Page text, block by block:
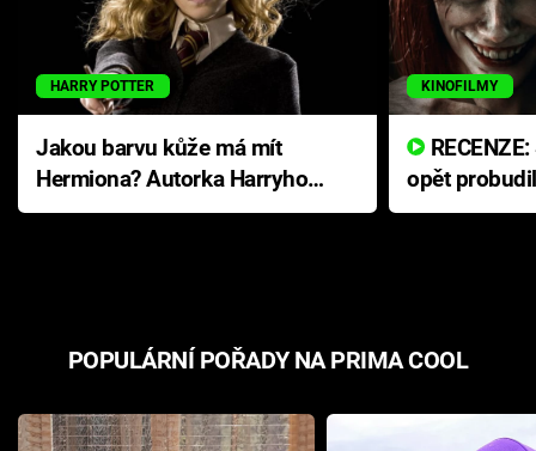
HARRY POTTER
Jakou barvu kůže má mít
Hermiona? Autorka Harryho
Pottera přišla s ráznou
KINOFILMY
opět
přichází s
POPULÁRNÍ POŘADY NA PRIMA COOL